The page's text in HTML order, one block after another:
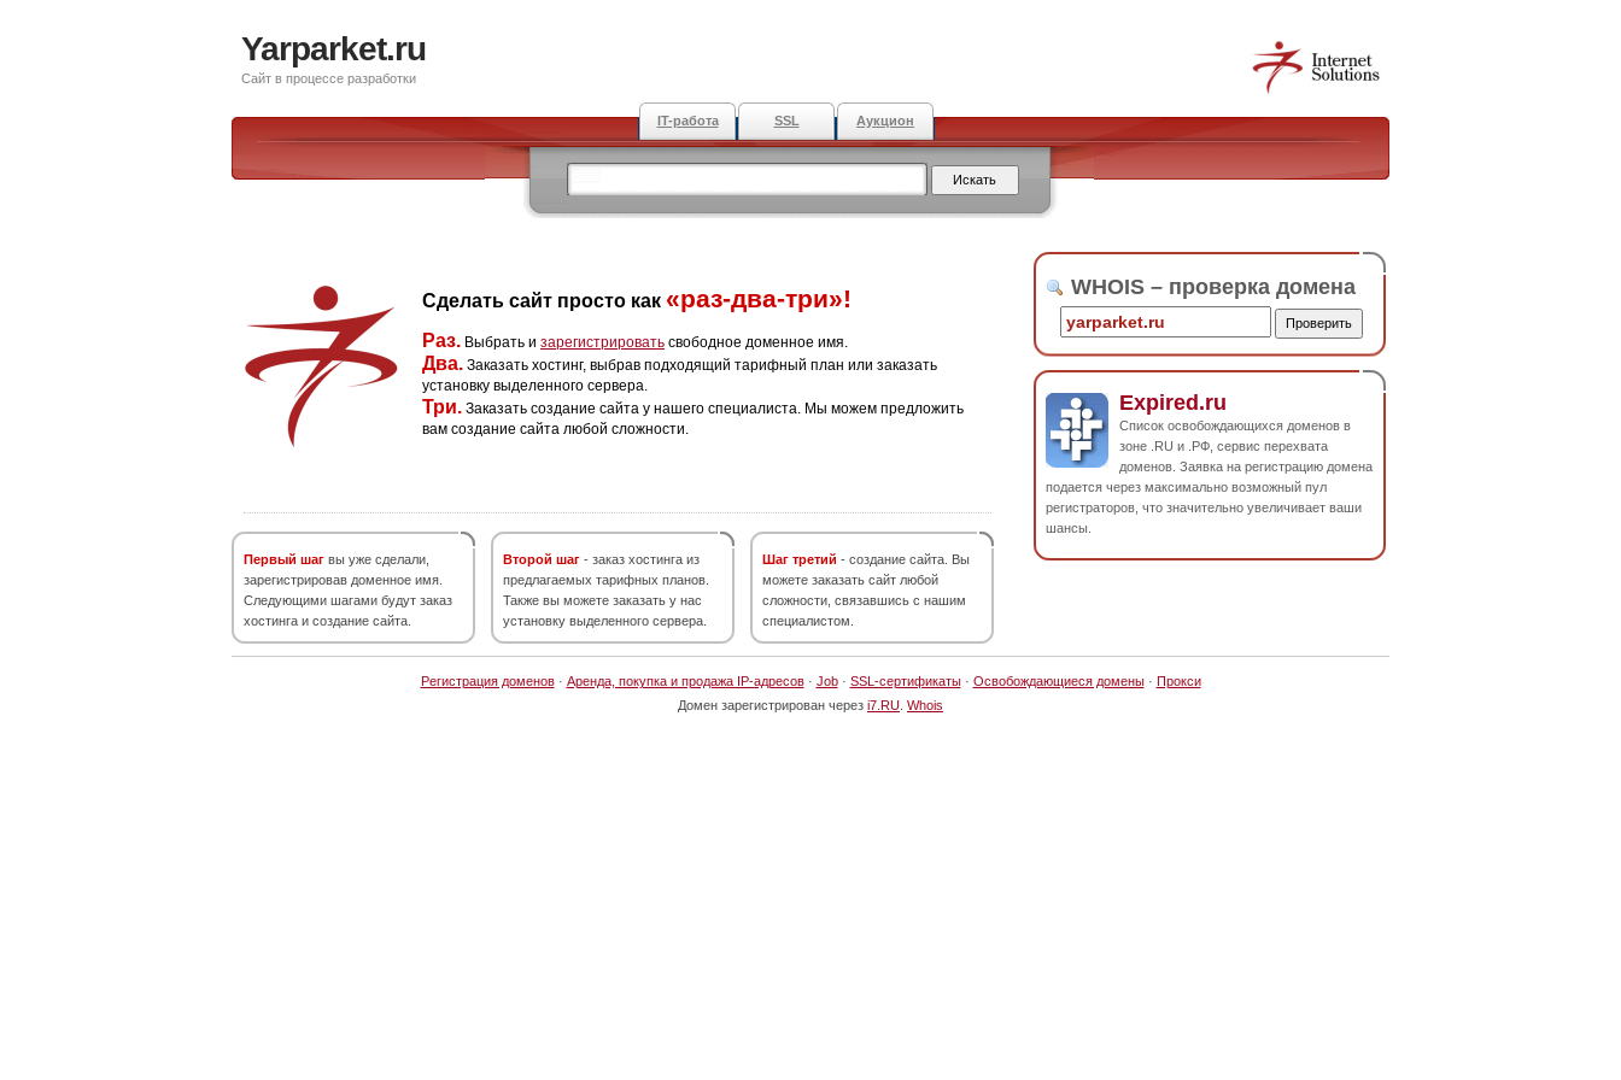
Yarparket.ru
Сайт в процессе разработки
IT-работа SSL Аукцион
Сделать сайт просто как «раз-два-три»!
Раз. Выбрать и зарегистрировать свободное доменное имя.
Два. Заказать хостинг, выбрав подходящий тарифный план или заказать
установку выделенного сервера.
Три. Заказать создание сайта у нашего специалиста. Мы можем предложить
вам создание сайта любой сложности.
Первый шаг вы уже сделали,
зарегистрировав доменное имя.
Следующими шагами будут заказ
хостинга и создание сайта.
Второй шаг - заказ хостинга из
предлагаемых тарифных планов.
Также вы можете заказать у нас
установку выделенного сервера.
Шаг третий - создание сайта. Вы
можете заказать сайт любой
сложности, связавшись с нашим
специалистом.
WHOIS – проверка домена
Expired.ru
Список освобождающихся доменов в
зоне .RU и .РФ, сервис перехвата
доменов. Заявка на регистрацию домена
подается через максимально возможный пул
регистраторов, что значительно увеличивает ваши
шансы.
Регистрация доменов· Аренда, покупка и продажа IP-адресов· Job· SSL-сертификаты· Освобождающиеся домены· Прокси
Домен зарегистрирован через i7.RU Whois